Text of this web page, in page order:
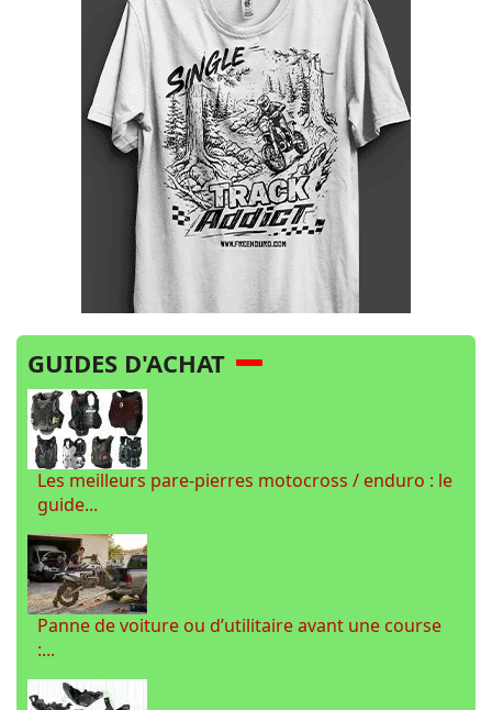
GUIDES D'ACHAT
Les meilleurs pare-pierres motocross / enduro : le
guide...
Panne de voiture ou d’utilitaire avant une course
:...